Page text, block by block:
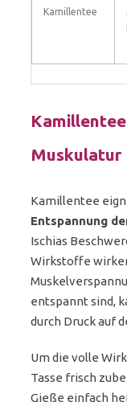
Kamillentee
Muskulatur
Kamillentee
Entspannung
Ischias
Wirkstoffe
entspannt sind,
durch Druck auf
Um die volle
Tasse frisch
Gieße einfach